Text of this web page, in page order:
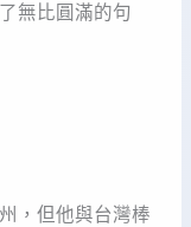
無比圓滿的句
，但他與台灣棒